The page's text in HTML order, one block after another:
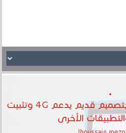
Alcatel 3088 ، هاتف بتصميم قديم يدعم 4G وتثبيت
الأخرى